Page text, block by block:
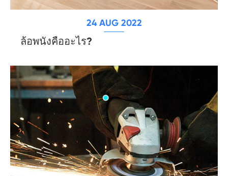
24 AUG 2022
ล้อพนังคืออะไร?